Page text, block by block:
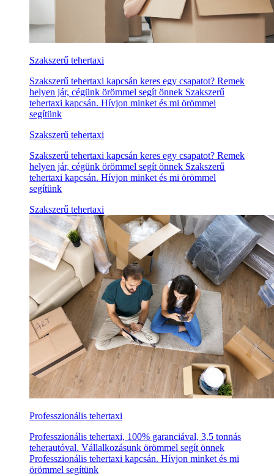
Szakszerű tehertaxi
Szakszerű tehertaxi kapcsán keres egy csapatot? Remek
helyen jár, cégünk örömmel segít önnek Szakszerű
tehertaxi kapcsán. Hívjon minket és mi örömmel
segítünk
Szakszerű tehertaxi
Szakszerű tehertaxi kapcsán keres egy csapatot? Remek
helyen jár, cégünk örömmel segít önnek Szakszerű
tehertaxi kapcsán. Hívjon minket és mi örömmel
segítünk
Szakszerű tehertaxi
Professzionális tehertaxi
Professzionális tehertaxi, 100% garanciával, 3,5 tonnás
teherautóval. Vállalkozásunk örömmel segít önnek
Professzionális tehertaxi kapcsán. Hívjon minket és mi
örömmel segítünk